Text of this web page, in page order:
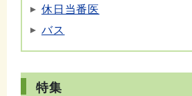
休日当番医
バス
特集